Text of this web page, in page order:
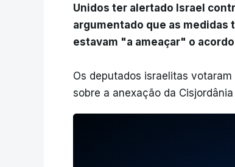
Unidos ter alertado Israel
argumentado que as medidas
estavam "a ameaçar" o acordo
Os deputados israelitas
sobre a anexação da